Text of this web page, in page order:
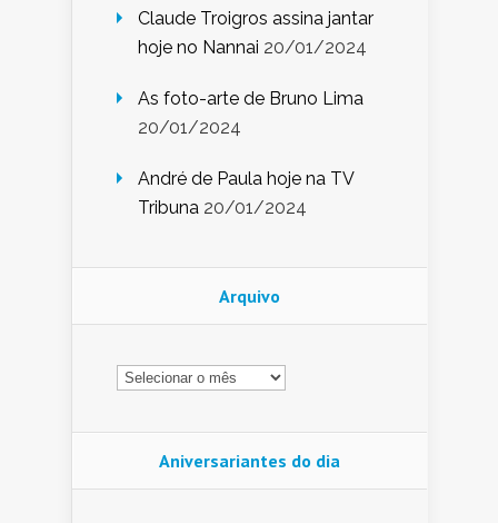
Claude Troigros assina jantar
hoje no Nannai 20/01/2024
As foto-arte de Bruno Lima
20/01/2024
André de Paula hoje na TV
Tribuna 20/01/2024
Arquivo
Arquivo
Aniversariantes do dia